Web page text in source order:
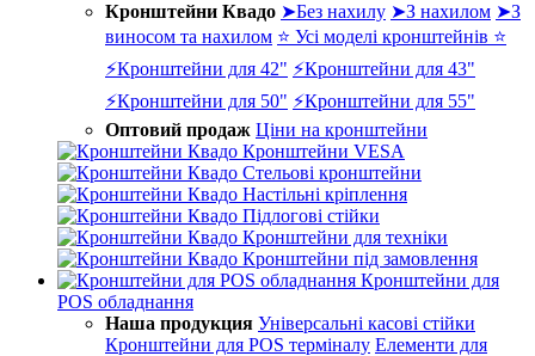
Кронштейни Квадо ➤Без нахилу ➤З нахилом ➤З
виносом та нахилом ⭐ Усі моделі кронштейнів ⭐
⚡Кронштейни для 42" ⚡Кронштейни для 43"
⚡Кронштейни для 50" ⚡Кронштейни для 55"
Оптовий продаж Ціни на кронштейни
Кронштейни VESA
Стельові кронштейни
Настільні кріплення
Підлогові стійки
Кронштейни для техніки
Кронштейни під замовлення
Кронштейни для
POS обладнання
Наша продукция Універсальні касові стійки
Кронштейни для POS терміналу Елементи для